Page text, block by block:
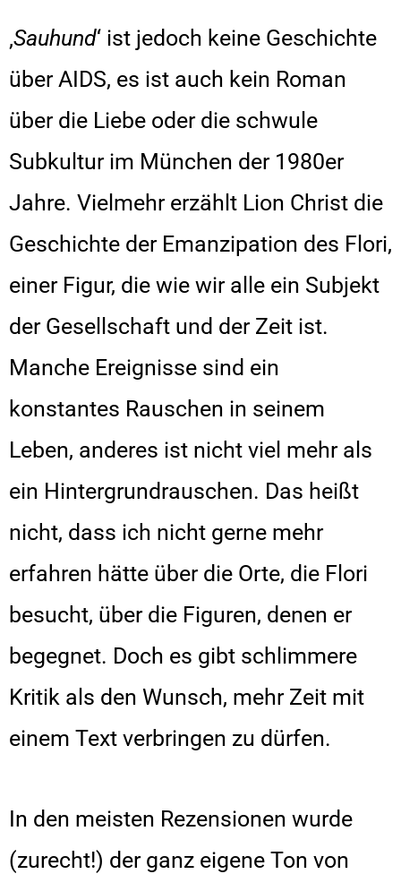
‚Sauhund‘ ist jedoch keine Geschichte
über AIDS, es ist auch kein Roman
über die Liebe oder die schwule
Subkultur im München der 1980er
Jahre. Vielmehr erzählt Lion Christ die
Geschichte der Emanzipation des Flori,
einer Figur, die wie wir alle ein Subjekt
der Gesellschaft und der Zeit ist.
Manche Ereignisse sind ein
konstantes Rauschen in seinem
Leben, anderes ist nicht viel mehr als
ein Hintergrundrauschen. Das heißt
nicht, dass ich nicht gerne mehr
erfahren hätte über die Orte, die Flori
besucht, über die Figuren, denen er
begegnet. Doch es gibt schlimmere
Kritik als den Wunsch, mehr Zeit mit
einem Text verbringen zu dürfen.
In den meisten Rezensionen wurde
(zurecht!) der ganz eigene Ton von